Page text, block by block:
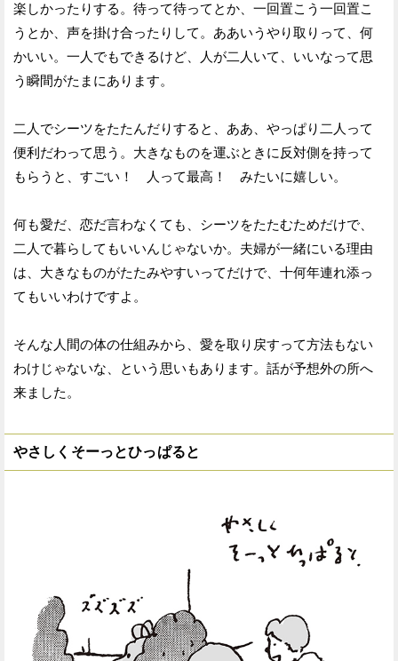
楽しかったりする。待って待ってとか、一回置こう一回置こ
うとか、声を掛け合ったりして。ああいうやり取りって、何
かいい。一人でもできるけど、人が二人いて、いいなって思
う瞬間がたまにあります。
二人でシーツをたたんだりすると、ああ、やっぱり二人って
便利だわって思う。大きなものを運ぶときに反対側を持って
もらうと、すごい！ 人って最高！ みたいに嬉しい。
何も愛だ、恋だ言わなくても、シーツをたたむためだけで、
二人で暮らしてもいいんじゃないか。夫婦が一緒にいる理由
は、大きなものがたたみやすいってだけで、十何年連れ添っ
てもいいわけですよ。
そんな人間の体の仕組みから、愛を取り戻すって方法もない
わけじゃないな、という思いもあります。話が予想外の所へ
来ました。
やさしくそーっとひっぱると